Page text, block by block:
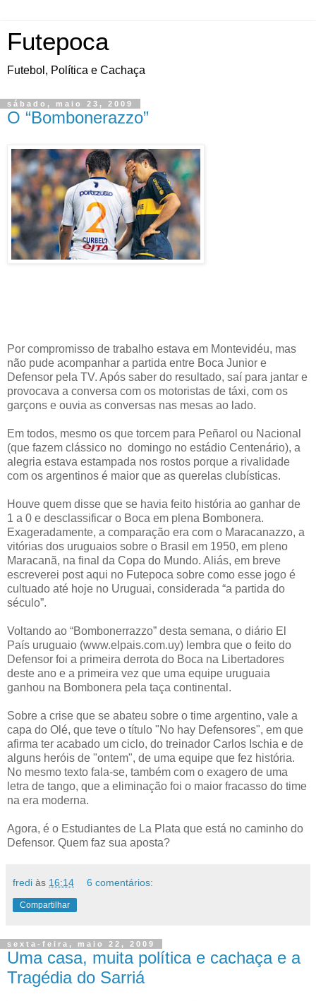
Futepoca
Futebol, Política e Cachaça
sábado, maio 23, 2009
O “Bombonerazzo”
Por compromisso de trabalho estava em Montevidéu, mas
não pude acompanhar a partida entre Boca Junior e
Defensor pela TV. Após saber do resultado, saí para jantar e
provocava a conversa com os motoristas de táxi, com os
garçons e ouvia as conversas nas mesas ao lado.
Em todos, mesmo os que torcem para Peñarol ou Nacional
(que fazem clássico no domingo no estádio Centenário), a
alegria estava estampada nos rostos porque a rivalidade
com os argentinos é maior que as querelas clubísticas.
Houve quem disse que se havia feito história ao ganhar de
1 a 0 e desclassificar o Boca em plena Bombonera.
Exageradamente, a comparação era com o Maracanazzo, a
vitórias dos uruguaios sobre o Brasil em 1950, em pleno
Maracanã, na final da Copa do Mundo. Aliás, em breve
escreverei post aqui no Futepoca sobre como esse jogo é
cultuado até hoje no Uruguai, considerada “a partida do
século”.
Voltando ao “Bombonerrazzo” desta semana, o diário El
País uruguaio (www.elpais.com.uy) lembra que o feito do
Defensor foi a primeira derrota do Boca na Libertadores
deste ano e a primeira vez que uma equipe uruguaia
ganhou na Bombonera pela taça continental.
Sobre a crise que se abateu sobre o time argentino, vale a
capa do Olé, que teve o título "No hay Defensores", em que
afirma ter acabado um ciclo, do treinador Carlos Ischia e de
alguns heróis de "ontem", de uma equipe que fez história.
No mesmo texto fala-se, também com o exagero de uma
letra de tango, que a eliminação foi o maior fracasso do time
na era moderna.
Agora, é o Estudiantes de La Plata que está no caminho do
Defensor. Quem faz sua aposta?
fredi às 16:14 6 comentários:
Compartilhar
sexta-feira, maio 22, 2009
Uma casa, muita política e cachaça e a
Tragédia do Sarriá